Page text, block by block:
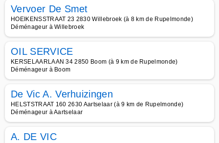
Vervoer De Smet
HOEIKENSSTRAAT 23 2830 Willebroek (à 8 km de Rupelmonde)
Déménageur à Willebroek
OIL SERVICE
KERSELAARLAAN 34 2850 Boom (à 9 km de Rupelmonde)
Déménageur à Boom
De Vic A. Verhuizingen
HELSTSTRAAT 160 2630 Aartselaar (à 9 km de Rupelmonde)
Déménageur à Aartselaar
A. DE VIC